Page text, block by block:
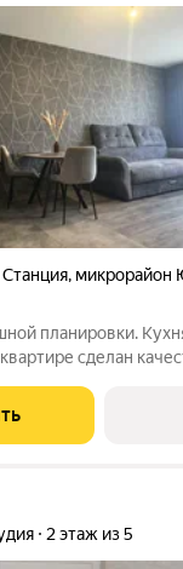
, микрорайон
планировки.
сделан
гарнитур с
2 этаж из 5